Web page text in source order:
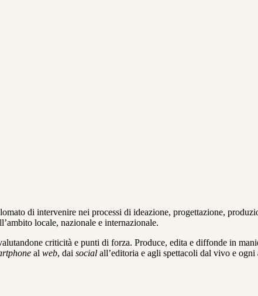
di intervenire nei processi di ideazione, progettazione,
locale, nazionale e internazionale.
criticità e punti di forza. Produce, edita e diffonde in
al web, dai social all’editoria e agli spettacoli dal vivo e